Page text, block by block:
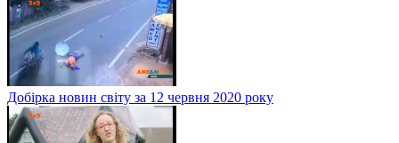
Добірка новин світу за 12 червня 2020 року